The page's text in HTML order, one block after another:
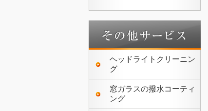
ヘッドライトクリーニン
グ
窓ガラスの撥水コーティ
ング